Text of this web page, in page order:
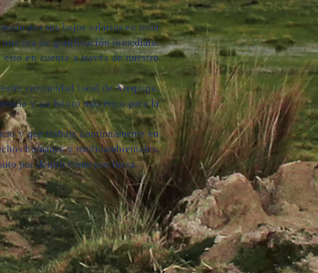
por sus bajos salarios en todo
era de gratificación inmediata.
en cuenta a través de nuestro
comunidad local de Arequipa,
y un futuro más ético para la
y que trabaja continuamente en
humanos y medioambientales.
por dentro como por fuera.